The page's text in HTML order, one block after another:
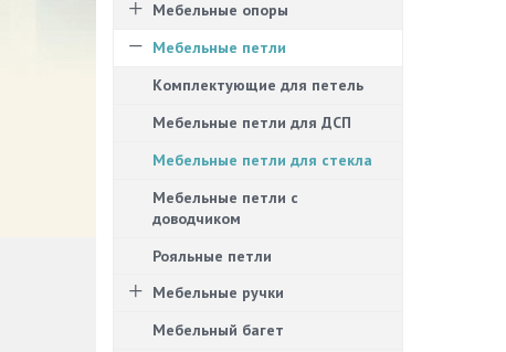
Мебельные опоры
Мебельные петли
Комплектующие для петель
Мебельные петли для ДСП
Мебельные петли для стекла
Мебельные петли с
доводчиком
Рояльные петли
Мебельные ручки
Мебельный багет